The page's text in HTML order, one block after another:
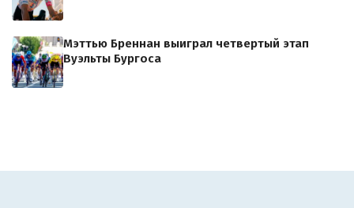
Мэттью Бреннан выиграл четвертый этап
Вуэльты Бургоса